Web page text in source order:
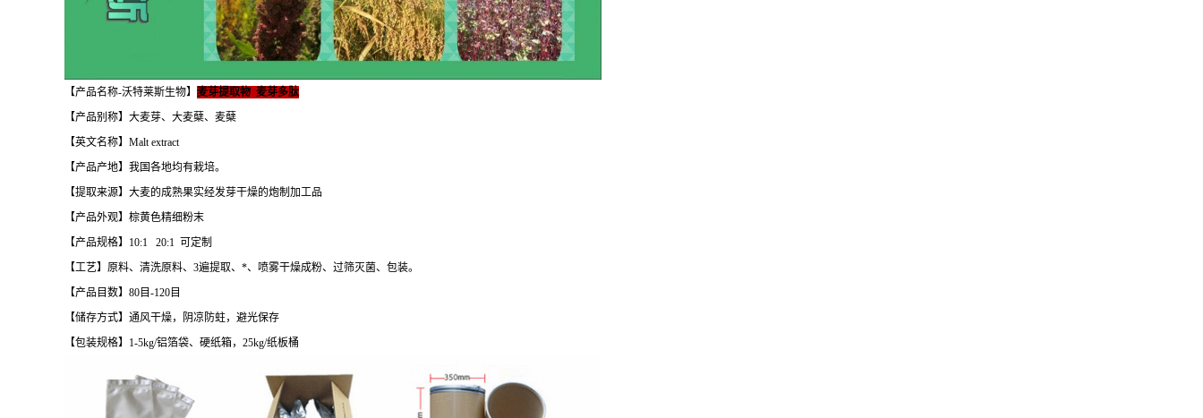
【产品名称-沃特莱斯生物】 麦芽提取物 麦芽多肽
【产品别称】大麦芽、大麦蘖、麦蘖
【英文名称】Malt extract
【产品产地】我国各地均有栽培。
【提取来源】大麦的成熟果实经发芽干燥的炮制加工品
【产品外观】棕黄色精细粉末
【产品规格】10:1 20:1 可定制
【工艺】原料、清洗原料、3遍提取、*、喷雾干燥成粉、过筛灭菌、包装。
【产品目数】80目-120目
【储存方式】通风干燥，阴凉防蛀，避光保存
【包装规格】1-5kg/铝箔袋、硬纸箱，25kg/纸板桶